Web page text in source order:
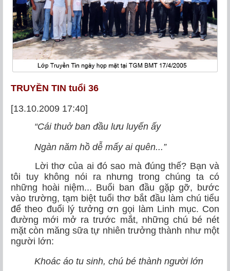
TRUYỀN TIN tuổi 36
[13.10.2009 17:40]
“Cái thuở ban đầu lưu luyến ấy
Ngàn năm hồ dễ mấy ai quên...”
Lời thơ của ai đó sao mà đúng thế? Bạn và
tôi tuy không nói ra nhưng trong chúng ta có
những hoài niệm... Buổi ban đầu gặp gỡ, bước
vào trường, tạm biệt tuổi thơ bắt đầu làm chú tiểu
để theo đuổi lý tưởng ơn gọi làm Linh mục. Con
đường mới mở ra trước mắt, những chú bé nét
mặt còn măng sữa tự nhiên trưởng thành như một
người lớn:
Khoác áo tu sinh, chú bé thành người lớn